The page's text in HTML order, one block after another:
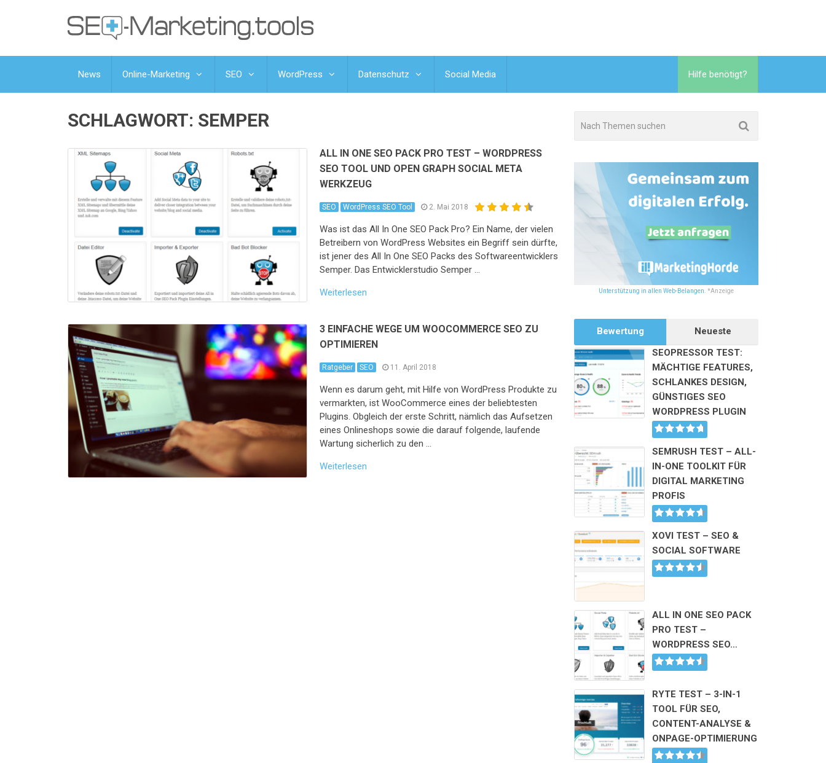
News Online-Marketing SEO WordPress Datenschutz Social Media Hilfe benötigt?
SCHLAGWORT: SEMPER
ALL IN ONE SEO PACK PRO TEST – WORDPRESS
SEO TOOL UND OPEN GRAPH SOCIAL META
WERKZEUG
SEO WordPress SEO Tool 2. Mai 2018
Was ist das All In One SEO Pack Pro? Ein Name, der vielen
Betreibern von WordPress Websites ein Begriff sein dürfte,
ist jener des All In One SEO Packs des Softwareentwicklers
Semper. Das Entwicklerstudio Semper …
Weiterlesen
3 EINFACHE WEGE UM WOOCOMMERCE SEO ZU
OPTIMIEREN
Ratgeber SEO 11. April 2018
Wenn es darum geht, mit Hilfe von WordPress Produkte zu
vermarkten, ist WooCommerce eines der beliebtesten
Plugins. Obgleich der erste Schritt, nämlich das Aufsetzen
eines Onlineshops sowie die darauf folgende, laufende
Wartung sicherlich zu den …
Weiterlesen
Unterstützung in allen Web-Belangen. *Anzeige
Bewertung
Neueste
SEOPRESSOR TEST:
MÄCHTIGE FEATURES,
SCHLANKES DESIGN,
GÜNSTIGES SEO
WORDPRESS PLUGIN
SEMRUSH TEST – ALL-
IN-ONE TOOLKIT FÜR
DIGITAL MARKETING
PROFIS
XOVI TEST – SEO &
SOCIAL SOFTWARE
ALL IN ONE SEO PACK
PRO TEST –
WORDPRESS SEO…
RYTE TEST – 3-IN-1
TOOL FÜR SEO,
CONTENT-ANALYSE &
ONPAGE-OPTIMIERUNG